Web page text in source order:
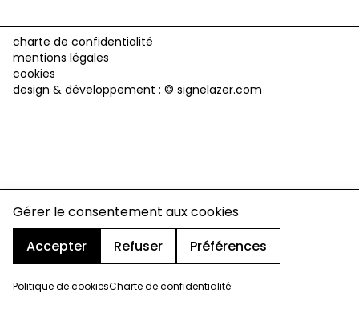
Gérer le consentement aux cookies
Accepter
Refuser Préférences
Politique de cookiesCharte de confidentialité
charte de confidentialité
mentions légales
cookies
design & développement : © signelazer.com